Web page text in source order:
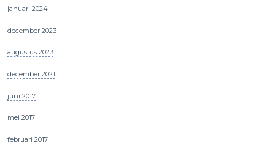
januari 2024
december 2023
augustus 2023
december 2021
juni 2017
mei 2017
februari 2017